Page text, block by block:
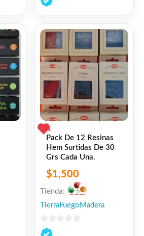
de
1
Pack De 12 Resinas
Hem Surtidas De 30
Grs Cada Una.
$1,500
Tienda:
TierraFuegoMadera
0